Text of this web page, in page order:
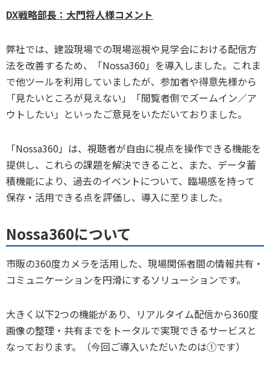
DX戦略部長：大門将人様コメント
弊社では、建設現場での現場巡視や見学会における配信方
法を改善するため、「Nossa360」を導入しました。これま
で他ツールを利用していましたが、参加者や得意先様から
「見たいところが見えない」「閲覧者側でズームイン／ア
ウトしたい」といったご意見をいただいておりました。
「Nossa360」は、視聴者が自由に視点を操作できる機能を
提供し、これらの課題を解決できること、また、データ蓄
積機能により、過去のイベントについて、臨場感を持って
保存・活用できる点を評価し、導入に至りました。
Nossa360について
市販の360度カメラを活用した、現場関係者間の情報共有・
コミュニケーションを円滑にするソリューションです。
大きく以下2つの機能があり、リアルタイム配信から360度
画像の整理・共有までをトータルで実現できるサービスと
なっております。（今回ご導入いただいたのは①です）